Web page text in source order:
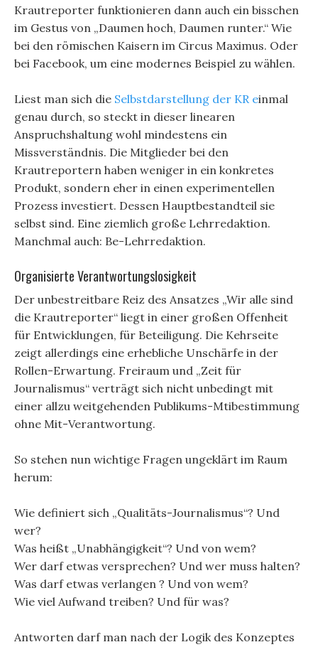
Krautreporter funktionieren dann auch ein bisschen
im Gestus von „Daumen hoch, Daumen runter.“ Wie
bei den römischen Kaisern im Circus Maximus. Oder
bei Facebook, um eine modernes Beispiel zu wählen.
Liest man sich die Selbstdarstellung der KR einmal
genau durch, so steckt in dieser linearen
Anspruchshaltung wohl mindestens ein
Missverständnis. Die Mitglieder bei den
Krautreportern haben weniger in ein konkretes
Produkt, sondern eher in einen experimentellen
Prozess investiert. Dessen Hauptbestandteil sie
selbst sind. Eine ziemlich große Lehrredaktion.
Manchmal auch: Be-Lehrredaktion.
Organisierte Verantwortungslosigkeit
Der unbestreitbare Reiz des Ansatzes „Wir alle sind
die Krautreporter“ liegt in einer großen Offenheit
für Entwicklungen, für Beteiligung. Die Kehrseite
zeigt allerdings eine erhebliche Unschärfe in der
Rollen-Erwartung. Freiraum und „Zeit für
Journalismus“ verträgt sich nicht unbedingt mit
einer allzu weitgehenden Publikums-Mtibestimmung
ohne Mit-Verantwortung.
So stehen nun wichtige Fragen ungeklärt im Raum
herum:
Wie definiert sich „Qualitäts-Journalismus“? Und
wer?
Was heißt „Unabhängigkeit“? Und von wem?
Wer darf etwas versprechen? Und wer muss halten?
Was darf etwas verlangen ? Und von wem?
Wie viel Aufwand treiben? Und für was?
Antworten darf man nach der Logik des Konzeptes